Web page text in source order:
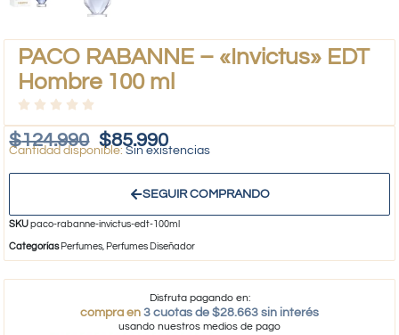
PACO RABANNE – «Invictus» EDT
Hombre 100 ml
$124.990 $85.990
Sin existencias
SEGUIR COMPRANDO
SKUpaco-rabanne-invictus-edt-100ml
Categorías Perfumes, Perfumes Diseñador
Disfruta pagando en:
compra en 3 cuotas de $28.663 sin interés
usando nuestros medios de pago